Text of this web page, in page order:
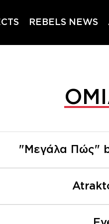
REBELS NEWS
"Μεγάλα Πώς"